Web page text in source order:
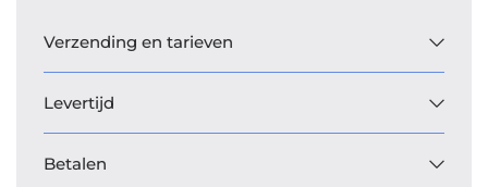
Verzending en tarieven
Levertijd
Betalen